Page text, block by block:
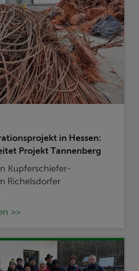
in Hessen:
Projekt Tannenberg
Kupferschiefer-
Richelsdorfer
>>